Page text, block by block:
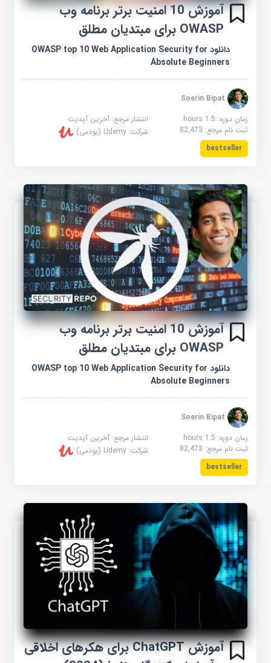
آموزش 10 امنیت برتر برنامه وب
OWASP برای مبتدیان مطلق
دانلود OWASP top 10 Web Application Security for
Absolute Beginners
Soerin Bipat
زمان دوره: 1.5 hours
انتشار مرجع:آخرین آپدیت
ثبت نام مرجع:82,473 شرکت:Udemy (یودمی)
bestseller
آموزش 10 امنیت برتر برنامه وب
OWASP برای مبتدیان مطلق
دانلود OWASP top 10 Web Application Security for
Absolute Beginners
Soerin Bipat
زمان دوره: 1.5 hours
انتشار مرجع:آخرین آپدیت
ثبت نام مرجع:82,473 شرکت:Udemy (یودمی)
bestseller
آموزش ChatGPT برای هکرهای اخلاقی